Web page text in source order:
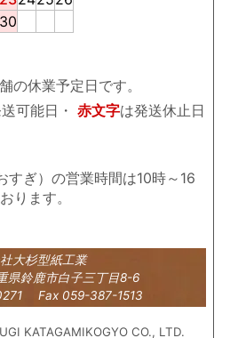
30
の休業予定日です。
可能日・ 赤文字は発送休止日
すぎ）の営業時間は10時～16
ります。
大杉型紙工業
県鈴鹿市白子三丁目8-6
Fax 059-387-1513
KATAGAMIKOGYO CO., LTD.